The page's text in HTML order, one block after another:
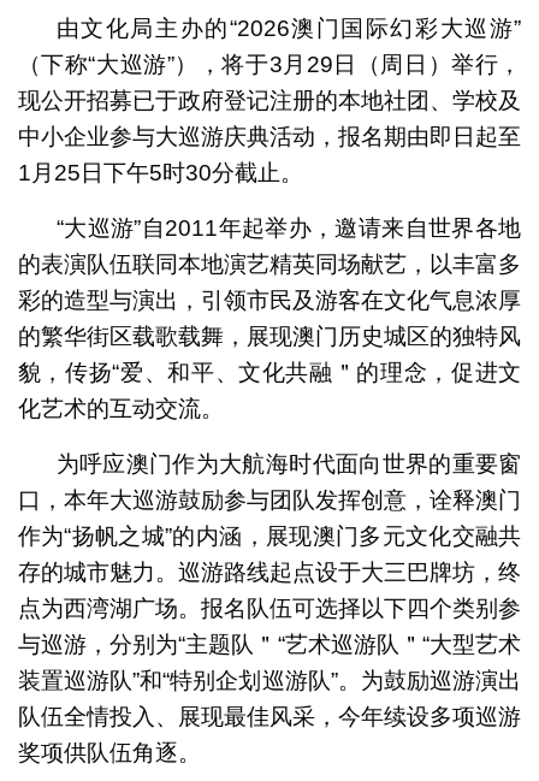
由文化局主办的“2026澳门国际幻彩大巡游”
（下称“大巡游”），将于3月29日（周日）举行，
现公开招募已于政府登记注册的本地社团、学校及
中小企业参与大巡游庆典活动，报名期由即日起至
1月25日下午5时30分截止。
“大巡游”自2011年起举办，邀请来自世界各地
的表演队伍联同本地演艺精英同场献艺，以丰富多
彩的造型与演出，引领市民及游客在文化气息浓厚
的繁华街区载歌载舞，展现澳门历史城区的独特风
貌，传扬“爱、和平、文化共融＂的理念，促进文
化艺术的互动交流。
为呼应澳门作为大航海时代面向世界的重要窗
口，本年大巡游鼓励参与团队发挥创意，诠释澳门
作为“扬帆之城”的内涵，展现澳门多元文化交融共
存的城市魅力。巡游路线起点设于大三巴牌坊，终
点为西湾湖广场。报名队伍可选择以下四个类别参
与巡游，分别为“主题队＂“艺术巡游队＂“大型艺术
装置巡游队”和“特别企划巡游队”。为鼓励巡游演出
队伍全情投入、展现最佳风采，今年续设多项巡游
奖项供队伍角逐。